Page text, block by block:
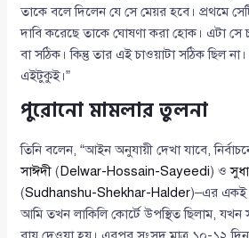
তাকে বলে দিলেন যে সে মেয়র হবে। প্রথমে
দাবি করেছে তাকে ঘোষণা করা হোক। এটা
বা সঠিক। কিন্তু তার এই চাওয়াটা সঠিক ছিল
এইটুকুই।”
পুরোনো মামলার তুলনা
তিনি বলেন, “আইন অনুযায়ী দেখা যাবে,
সাঈদী ( Delwar-Hossain-Sayeedi) ও
(Sudhanshu-Shekhar-Halder)–এর একই
আমি তখন লাকিলি কোর্টে উপস্থিত ছিলাম, যখন